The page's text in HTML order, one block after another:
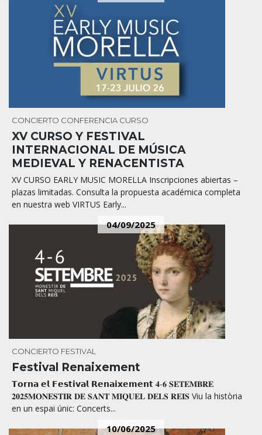
CONCIERTO CONFERENCIA CURSO
XV CURSO Y FESTIVAL
INTERNACIONAL DE MÚSICA
MEDIEVAL Y RENACENTISTA
XV CURSO EARLY MUSIC MORELLA Inscripciones abiertas –
plazas limitadas. Consulta la propuesta académica completa
en nuestra web VIRTUS Early...
04/09/2025
CONCIERTO FESTIVAL
Festival Renaixement
𝗧𝗼𝗿𝗻𝗮 𝗲𝗹 𝗙𝗲𝘀𝘁𝗶𝘃𝗮𝗹 𝗥𝗲𝗻𝗮𝗶𝘅𝗲𝗺𝗲𝗻𝘁 𝟒-𝟔 𝐒𝐄𝐓𝐄𝐌𝐁𝐑𝐄
𝟐𝟎𝟐𝟓𝐌𝐎𝐍𝐄𝐒𝐓𝐈𝐑 𝐃𝐄 𝐒𝐀𝐍𝐓 𝐌𝐈𝐐𝐔𝐄𝐋 𝐃𝐄𝐋𝐒 𝐑𝐄𝐈𝐒 Viu la història
en un espai únic: Concerts...
10/06/2025